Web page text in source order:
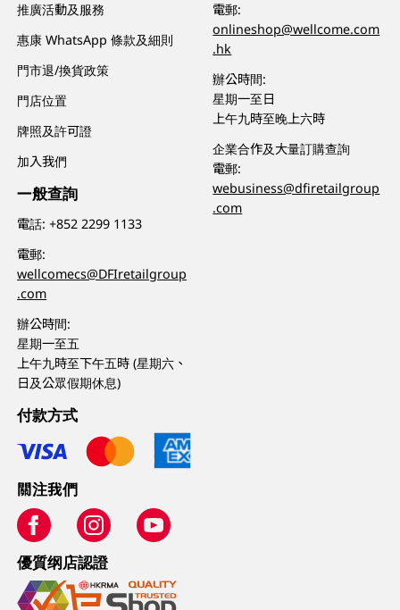
推廣活動及服務
惠康 WhatsApp 條款及細則
門市退/換貨政策
門店位置
牌照及許可證
加入我們
一般查詢
電話:+852 2299 1133
電郵:
wellcomecs@DFIretailgroup
.com
辦公時間:
星期一至五
上午九時至下午五時 (星期六、
日及公眾假期休息)
電郵:
onlineshop@wellcome.com
.hk
辦公時間:
星期一至日
上午九時至晚上六時
企業合作及大量訂購查詢
電郵:
webusiness@dfiretailgroup
.com
付款方式
關注我們
優質纲店認證